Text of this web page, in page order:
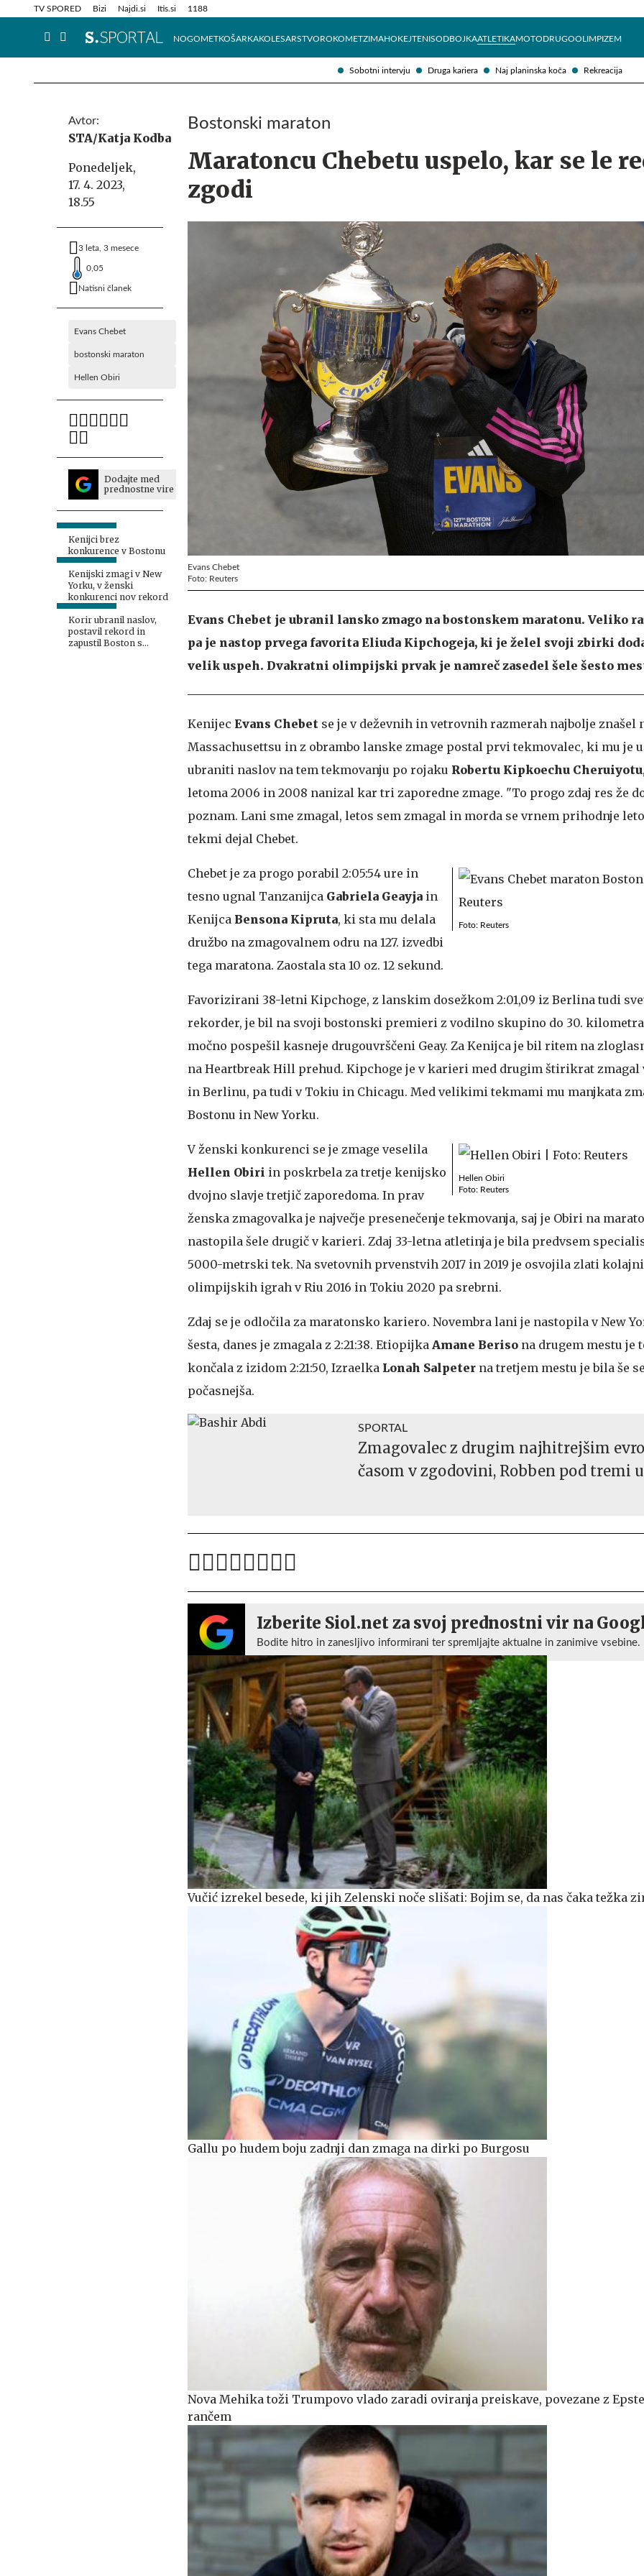
Sobotni intervju Druga kariera Naj planinska koča Rekreacija
TV SPORED Bizi Najdi.si Itis.si 1188
NOGOMETKOŠARKAKOLESARSTVOROKOMETZIMAHOKEJTENISODBOJKAATLETIKAMOTODRUGOOLIMPIZEM
Info in obvestila Tehnik
Avtor:
STA/Katja Kodba
Ponedeljek,
17. 4. 2023,
18.55
3 leta, 3 mesece
0,05
Natisni članek
Evans Chebet
bostonski maraton
Hellen Obiri
Dodajte med
prednostne vire
Kenijci brez
konkurence v Bostonu
Kenijski zmagi v New
Yorku, v ženski
konkurenci nov rekord
Korir ubranil naslov,
postavil rekord in
zapustil Boston s
Bostonski maraton
Maratoncu Chebetu uspelo, kar se le
zgodi
Evans Chebet
Foto: Reuters
Evans Chebet je ubranil lansko zmago na bostonskem maratonu. Veliko
pa je nastop prvega favorita Eliuda Kipchogeja, ki je želel svoji zbirki
velik uspeh. Dvakratni olimpijski prvak je namreč zasedel šele šesto
Kenijec Evans Chebet se je v deževnih in vetrovnih razmerah najbolje znašel
Massachusettsu in z obrambo lanske zmage postal prvi tekmovalec, ki mu je
ubraniti naslov na tem tekmovanju po rojaku Robertu Kipkoechu Cheruiyotu
letoma 2006 in 2008 nanizal kar tri zaporedne zmage. "To progo zdaj res že
poznam. Lani sme zmagal, letos sem zmagal in morda se vrnem prihodnje
tekmi dejal Chebet.
Foto: Reuters
Chebet je za progo porabil 2:05:54 ure in
tesno ugnal Tanzanijca Gabriela Geayja in
Kenijca Bensona Kipruta, ki sta mu delala
družbo na zmagovalnem odru na 127. izvedbi
tega maratona. Zaostala sta 10 oz. 12 sekund.
Favorizirani 38-letni Kipchoge, z lanskim dosežkom 2:01,09 iz Berlina tudi
rekorder, je bil na svoji bostonski premieri z vodilno skupino do 30.
močno pospešil kasneje drugouvrščeni Geay. Za Kenijca je bil ritem na
na Heartbreak Hill prehud. Kipchoge je v karieri med drugim štirikrat zmagal
in Berlinu, pa tudi v Tokiu in Chicagu. Med velikimi tekmami mu manjkata
Bostonu in New Yorku.
Hellen Obiri
Foto: Reuters
V ženski konkurenci se je zmage veselila
Hellen Obiri in poskrbela za tretje kenijsko
dvojno slavje tretjič zaporedoma. In prav
ženska zmagovalka je največje presenečenje tekmovanja, saj je Obiri na
nastopila šele drugič v karieri. Zdaj 33-letna atletinja je bila predvsem
5000-metrski tek. Na svetovnih prvenstvih 2017 in 2019 je osvojila zlati
olimpijskih igrah v Riu 2016 in Tokiu 2020 pa srebrni.
Zdaj se je odločila za maratonsko kariero. Novembra lani je nastopila v New
šesta, danes je zmagala z 2:21:38. Etiopijka Amane Beriso na drugem mestu je
končala z izidom 2:21:50, Izraelka Lonah Salpeter na tretjem mestu je bila še
počasnejša.
SPORTAL
Zmagovalec z drugim najhitrejšim
časom v zgodovini, Robben pod tremi
Izberite Siol.net za svoj prednostni vir na
Bodite hitro in zanesljivo informirani ter spremljajte aktualne in zanimive vsebine.
Vučić izrekel besede, ki jih Zelenski noče slišati: Bojim se, da nas čaka težka
Gallu po hudem boju zadnji dan zmaga na dirki po Burgosu
Nova Mehika toži Trumpovo vlado zaradi oviranja preiskave, povezane z
rančem